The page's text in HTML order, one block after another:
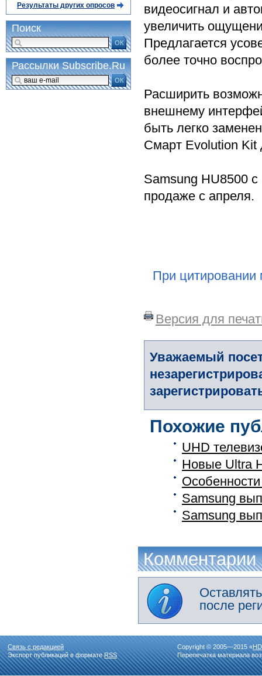
видеосигнал и
увеличить
Предлагается
более точно
Расширить
внешнему
быть легко
Смарт Evolution Kit
Samsung HU8500
продаже с апреля.
При цитировании
Версия для
Уважаемый
Похожие
UHD
Новые Ultra
Samsung
Samsung
Комментарии
после
Результаты других опросов
Поиск
ОК
Рассылки Subscribe.Ru
ОК
Связь с редакцией
Экспорт публикаций в форматеRSS
Copyright © 2005—2015 «
Перепечатка материала